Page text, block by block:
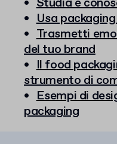
Studia e
Usa
Trasmetti
del tuo brand
Il food
strumento di
Esempi di
packaging